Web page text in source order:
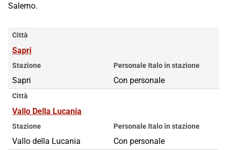
Salerno.
Città
Sapri
Stazione
Sapri
Personale Italo in stazione
Con personale
Città
Vallo Della Lucania
Stazione
Vallo della Lucania
Personale Italo in stazione
Con personale